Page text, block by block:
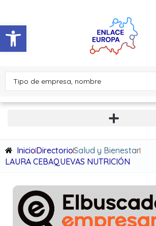
Abrir barra de herramientas
InicioDirectorioSalud y Bienestar
LAURA CEBAQUEVAS NUTRICIÓN